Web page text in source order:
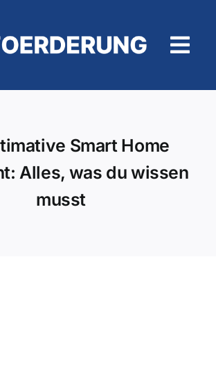
Smart Home
Alles, was du wissen
musst